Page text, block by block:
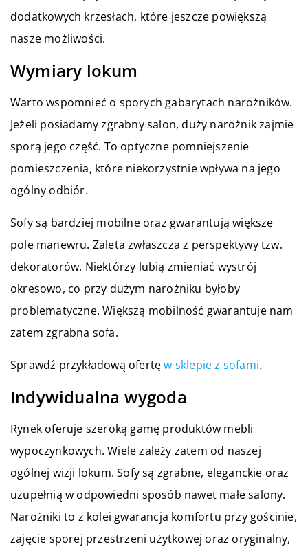
dodatkowych krzesłach, które jeszcze powiększą
nasze możliwości.
Wymiary lokum
Warto wspomnieć o sporych gabarytach narożników.
Jeżeli posiadamy zgrabny salon, duży narożnik zajmie
sporą jego część. To optyczne pomniejszenie
pomieszczenia, które niekorzystnie wpływa na jego
ogólny odbiór.
Sofy są bardziej mobilne oraz gwarantują większe
pole manewru. Zaleta zwłaszcza z perspektywy tzw.
dekoratorów. Niektórzy lubią zmieniać wystrój
okresowo, co przy dużym narożniku byłoby
problematyczne. Większą mobilność gwarantuje nam
zatem zgrabna sofa.
Sprawdź przykładową ofertęw sklepie z sofami.
Indywidualna wygoda
Rynek oferuje szeroką gamę produktów mebli
wypoczynkowych. Wiele zależy zatem od naszej
ogólnej wizji lokum. Sofy są zgrabne, eleganckie oraz
uzupełnią w odpowiedni sposób nawet małe salony.
Narożniki to z kolei gwarancja komfortu przy gościnie,
zajęcie sporej przestrzeni użytkowej oraz oryginalny,